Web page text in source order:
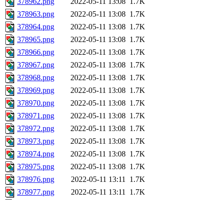
378963.png
2022-05-11 13:08 1.7K
378964.png
2022-05-11 13:08 1.7K
378965.png
2022-05-11 13:08 1.7K
378966.png
2022-05-11 13:08 1.7K
378967.png
2022-05-11 13:08 1.7K
378968.png
2022-05-11 13:08 1.7K
378969.png
2022-05-11 13:08 1.7K
378970.png
2022-05-11 13:08 1.7K
378971.png
2022-05-11 13:08 1.7K
378972.png
2022-05-11 13:08 1.7K
378973.png
2022-05-11 13:08 1.7K
378974.png
2022-05-11 13:08 1.7K
378975.png
2022-05-11 13:08 1.7K
378976.png
2022-05-11 13:11 1.7K
378977.png
2022-05-11 13:11 1.7K